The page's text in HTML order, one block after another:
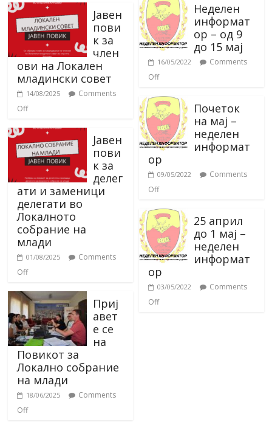
Јавен
пови
к за
член
ови на Локален
младински совет
14/08/2025
Comments
Off
Јавен
пови
к за
делег
ати и заменици
делегати во
Локалното
собрание на
млади
01/08/2025
Comments
Off
Приј
авет
е се
на
Повикот за
Локално собрание
на млади
18/06/2025
Comments
Off
Неделен
информат
ор – од 9
до 15 мај
16/05/2022
Comments
Off
Почеток
на мај –
неделен
информат
ор
09/05/2022
Comments
Off
25 април
до 1 мај –
неделен
информат
ор
03/05/2022
Comments
Off